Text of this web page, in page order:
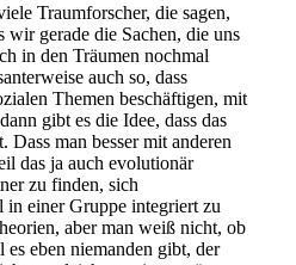
Traumforscher, die sagen,
wir gerade die Sachen, die uns
in den Träumen nochmal
auch so, dass
Themen beschäftigen, mit
gibt es die Idee, dass das
Dass man besser mit anderen
das ja auch evolutionär
zu finden, sich
in einer Gruppe integriert zu
aber man weiß nicht, ob
eben niemanden gibt, der